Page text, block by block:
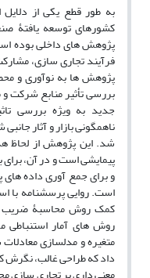
به طور قطع یکی از
کشورهای توسعه یافتۀ
پژوهش های داخلی بوده
فرآیند تجاری سازی،
پژوهش ها به نوآوری و
بررسی تأثیر منابع شرکت
جدید به ویژه بررسی
ناهمگونی بازار و آثار
شد. این پژوهش از لحاظ
پیمایشی است و در آن،
و برای جمع آوری داده
است. روایی پرسشنامه با
کمک روش محاسبۀ ضریب
روش های آمار استنباطی
متغیره و مدلسازی
داد که طراحی غالب، نگرش